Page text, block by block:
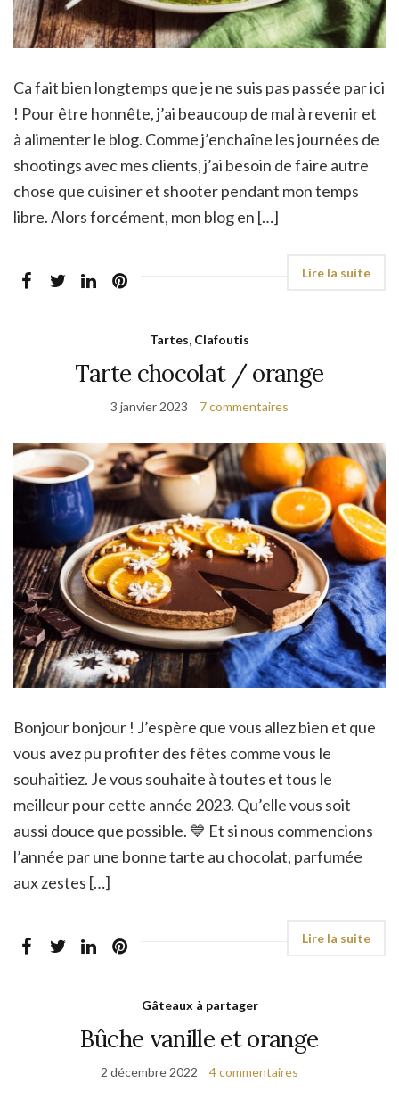
Ca fait bien longtemps que je ne suis pas passée par ici
! Pour être honnête, j’ai beaucoup de mal à revenir et
à alimenter le blog. Comme j’enchaîne les journées de
shootings avec mes clients, j’ai besoin de faire autre
chose que cuisiner et shooter pendant mon temps
libre. Alors forcément, mon blog en […]
Tartes, Clafoutis
Tarte chocolat / orange
3 janvier 2023 7 commentaires
Bonjour bonjour ! J’espère que vous allez bien et que
vous avez pu profiter des fêtes comme vous le
souhaitiez. Je vous souhaite à toutes et tous le
meilleur pour cette année 2023. Qu’elle vous soit
aussi douce que possible. 💙 Et si nous commencions
l’année par une bonne tarte au chocolat, parfumée
aux zestes […]
Gâteaux à partager
Bûche vanille et orange
2 décembre 2022 4 commentaires